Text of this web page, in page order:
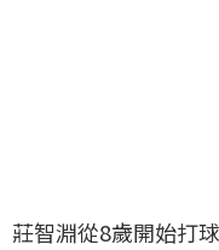
莊智淵從8歲開始打